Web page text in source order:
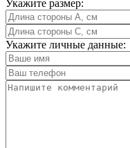
Укажите размер:
Укажите личные данные: